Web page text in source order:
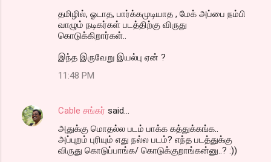
தமிழில், ஓடாத, பார்க்கமுடியாத , மேக் அப்பை நம்பி
வாழும் நடிகர்கள் படத்திற்கு விருது
கொடுக்கிறார்கள்..
இந்த இருவேறு இயல்பு ஏன் ?
11:48 PM
Cable சங்கர் said…
அதுக்கு மொதல்ல படம் பாக்க கத்துக்கங்க..
அப்புறம் புரியும் எது நல்ல படம்? எந்த படத்துக்கு
விருது கொடுப்பாங்க/ கொடுக்குறாங்கன்னு..? :))